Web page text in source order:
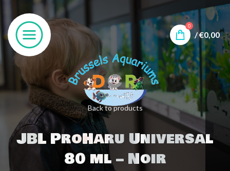
0
/€0,00
Back to products
JBL ProHaru Universal
80 ml – Noir